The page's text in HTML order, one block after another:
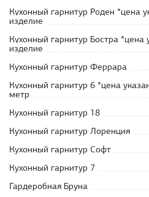
Кухонный гарнитур Роден *цена
изделие
Кухонный гарнитур Бостра *цена
изделие
Кухонный гарнитур Феррара
Кухонный гарнитур 6 *цена
метр
Кухонный гарнитур 18
Кухонный гарнитур Лоренция
Кухонный гарнитур Софт
Кухонный гарнитур 7
Гардеробная Бруна